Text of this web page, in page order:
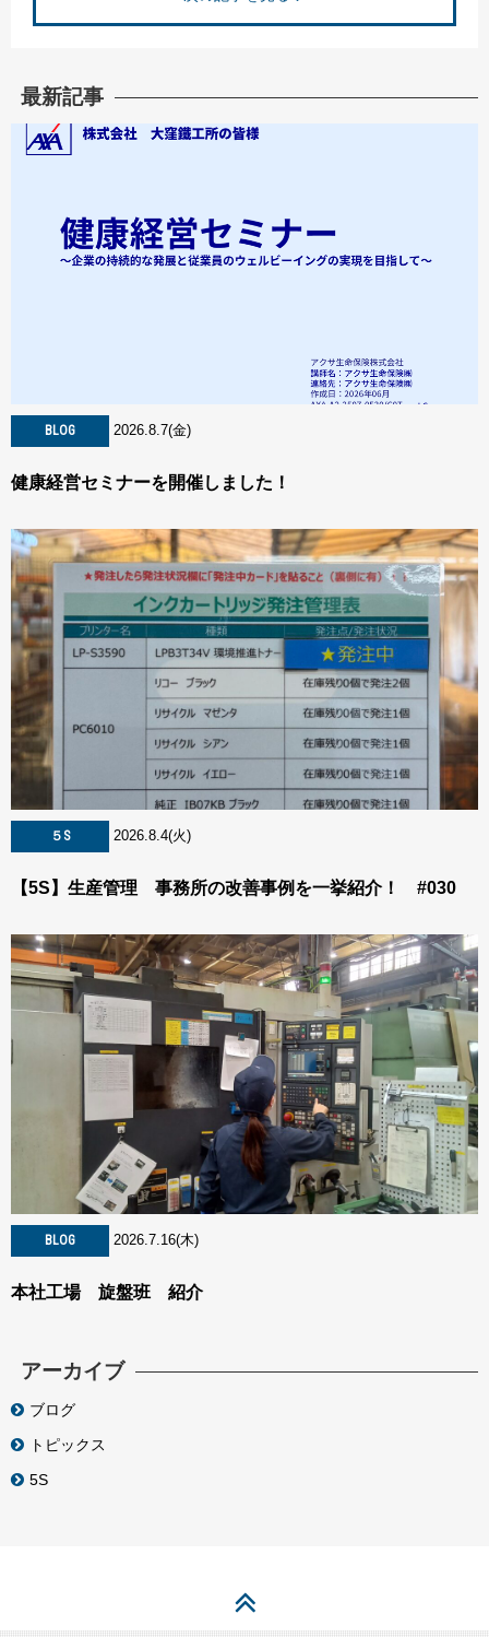
最新記事
BLOG 2026.8.7(金)
健康経営セミナーを開催しました！
５S 2026.8.4(火)
【5S】生産管理 事務所の改善事例を一挙紹介！ #030
BLOG 2026.7.16(木)
本社工場 旋盤班 紹介
アーカイブ
ブログ
トピックス
5S